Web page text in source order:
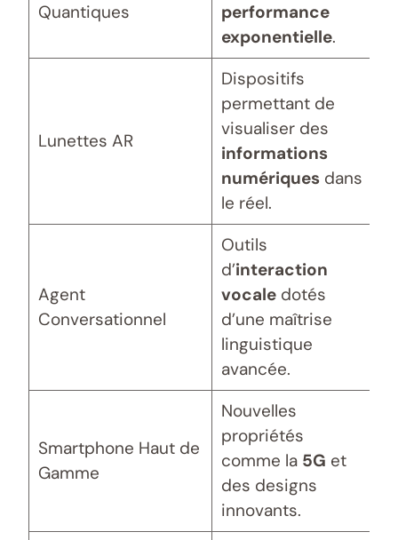
Quantiques
performance
exponentielle.
Lunettes AR
Dispositifs
permettant de
visualiser des
informations
numériquesdans
le réel.
Agent
Conversationnel
Outils
d’interaction
vocaledotés
d’une maîtrise
linguistique
avancée.
Smartphone Haut de
Gamme
Nouvelles
propriétés
comme la 5G et
des designs
innovants.